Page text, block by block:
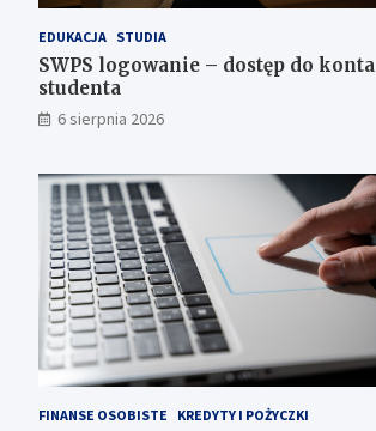
EDUKACJA STUDIA
SWPS logowanie – dostęp do konta
studenta
6 sierpnia 2026
FINANSE OSOBISTE KREDYTY I POŻYCZKI